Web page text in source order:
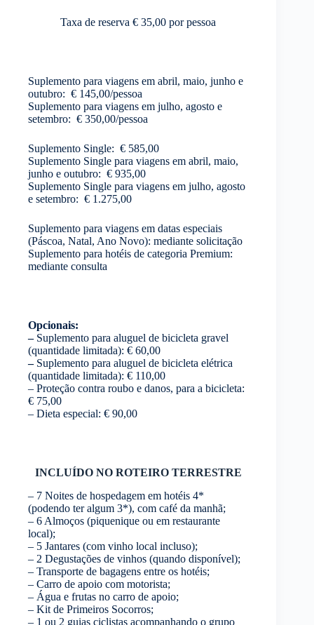
Taxa de reserva € 35,00 por pessoa
Suplemento para viagens em abril, maio, junho e
outubro: € 145,00/pessoa
Suplemento para viagens em julho, agosto e
setembro: € 350,00/pessoa
Suplemento Single: € 585,00
Suplemento Single para viagens em abril, maio,
junho e outubro: € 935,00
Suplemento Single para viagens em julho, agosto
e setembro: € 1.275,00
Suplemento para viagens em datas especiais
(Páscoa, Natal, Ano Novo): mediante solicitação
Suplemento para hotéis de categoria Premium:
mediante consulta
Opcionais:
– Suplemento para aluguel de bicicleta gravel
(quantidade limitada): € 60,00
– Suplemento para aluguel de bicicleta elétrica
(quantidade limitada): € 110,00
– Proteção contra roubo e danos, para a bicicleta:
€ 75,00
– Dieta especial: € 90,00
INCLUÍDO NO ROTEIRO TERRESTRE
– 7 Noites de hospedagem em hotéis 4*
(podendo ter algum 3*), com café da manhã;
– 6 Almoços (piquenique ou em restaurante
local);
– 5 Jantares (com vinho local incluso);
– 2 Degustações de vinhos (quando disponível);
– Transporte de bagagens entre os hotéis;
– Carro de apoio com motorista;
– Água e frutas no carro de apoio;
– Kit de Primeiros Socorros;
– 1 ou 2 guias ciclistas acompanhando o grupo